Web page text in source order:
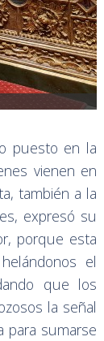
puesto en la
vienen en
también a la
expresó su
porque esta
el
que los
la señal
para sumarse